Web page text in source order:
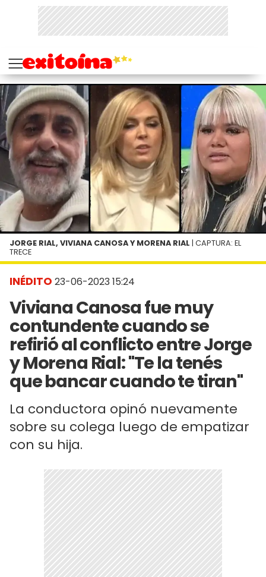
INÉDITO 23-06-2023 15:24
Viviana Canosa fue muy
contundente cuando se
refirió al conflicto entre Jorge
y Morena Rial: "Te la tenés
que bancar cuando te tiran"
La conductora opinó nuevamente
sobre su colega luego de empatizar
con su hija.
JORGE RIAL, VIVIANA CANOSA Y MORENA RIAL | CAPTURA: EL
TRECE